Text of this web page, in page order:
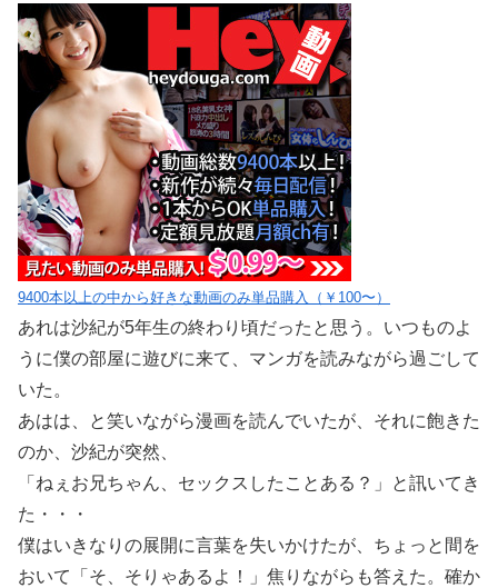
9400本以上の中から好きな動画のみ単品購入（￥100〜）
あれは沙紀が5年生の終わり頃だったと思う。いつものよ
うに僕の部屋に遊びに来て、マンガを読みながら過ごして
いた。
あはは、と笑いながら漫画を読んでいたが、それに飽きた
のか、沙紀が突然、
「ねぇお兄ちゃん、セックスしたことある？」と訊いてき
た・・・
僕はいきなりの展開に言葉を失いかけたが、ちょっと間を
おいて「そ、そりゃあるよ！」焦りながらも答えた。確か